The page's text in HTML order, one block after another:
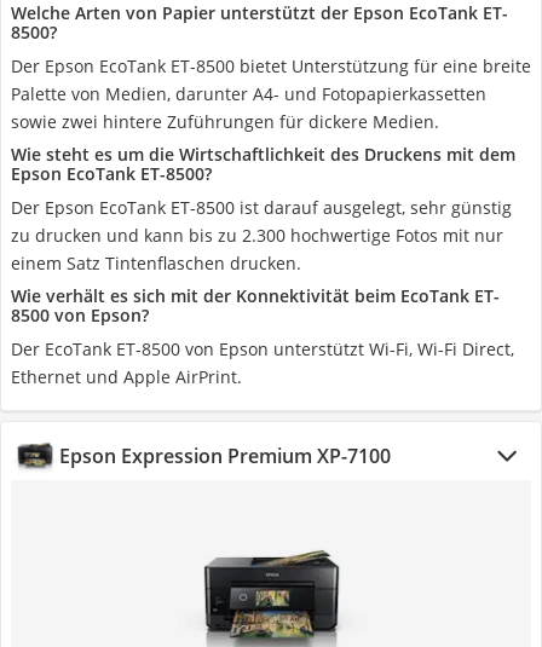
Welche Arten von Papier unterstützt der Epson EcoTank ET-
8500?
Der Epson EcoTank ET-8500 bietet Unterstützung für eine breite
Palette von Medien, darunter A4- und Fotopapierkassetten
sowie zwei hintere Zuführungen für dickere Medien.
Wie steht es um die Wirtschaftlichkeit des Druckens mit dem
Epson EcoTank ET-8500?
Der Epson EcoTank ET-8500 ist darauf ausgelegt, sehr günstig
zu drucken und kann bis zu 2.300 hochwertige Fotos mit nur
einem Satz Tintenflaschen drucken.
Wie verhält es sich mit der Konnektivität beim EcoTank ET-
8500 von Epson?
Der EcoTank ET-8500 von Epson unterstützt Wi-Fi, Wi-Fi Direct,
Ethernet und Apple AirPrint.
Epson Expression Premium XP-7100